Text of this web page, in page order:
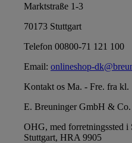
Marktstraße 1-3
70173 Stuttgart
Telefon 00800-71 121 100
Email: onlineshop-
Kontakt os Ma. - Fre. fra kl.
E. Breuninger GmbH & Co.
OHG, med forretningssted i
Stuttgart, HRA 9905